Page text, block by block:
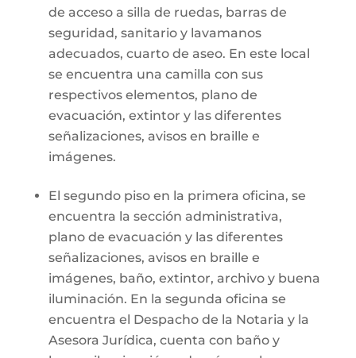
de acceso a silla de ruedas, barras de
seguridad, sanitario y lavamanos
adecuados, cuarto de aseo. En este local
se encuentra una camilla con sus
respectivos elementos, plano de
evacuación, extintor y las diferentes
señalizaciones, avisos en braille e
imágenes.
El segundo piso en la primera oficina, se
encuentra la sección administrativa,
plano de evacuación y las diferentes
señalizaciones, avisos en braille e
imágenes, baño, extintor, archivo y buena
iluminación. En la segunda oficina se
encuentra el Despacho de la Notaria y la
Asesora Jurídica, cuenta con baño y